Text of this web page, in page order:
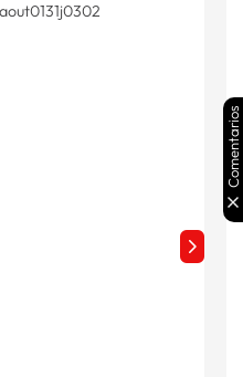
Comentarios